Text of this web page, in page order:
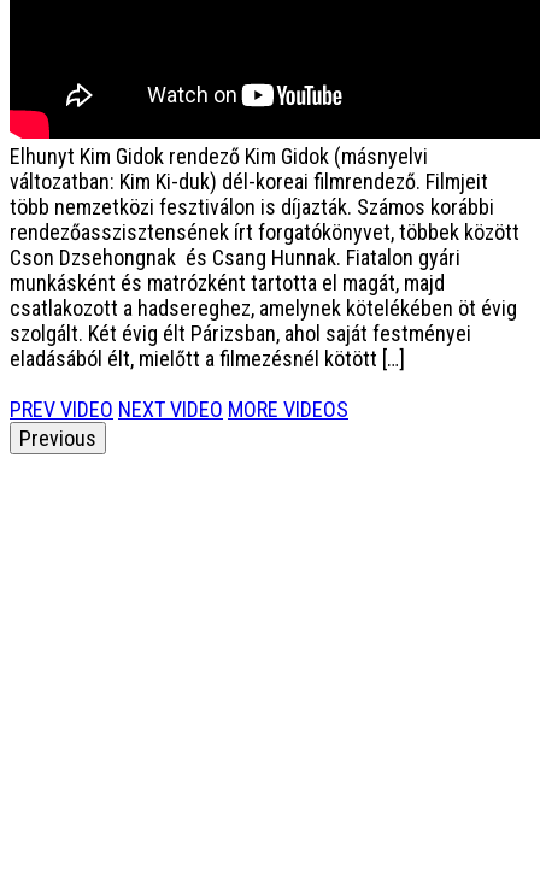
Elhunyt Kim Gidok rendező Kim Gidok (másnyelvi
változatban: Kim Ki-duk) dél-koreai filmrendező. Filmjeit
több nemzetközi fesztiválon is díjazták. Számos korábbi
rendezőasszisztensének írt forgatókönyvet, többek között
Cson Dzsehongnak és Csang Hunnak. Fiatalon gyári
munkásként és matrózként tartotta el magát, majd
csatlakozott a hadsereghez, amelynek kötelékében öt évig
szolgált. Két évig élt Párizsban, ahol saját festményei
eladásából élt, mielőtt a filmezésnél kötött […]
PREV VIDEO NEXT VIDEO MORE VIDEOS
Previous